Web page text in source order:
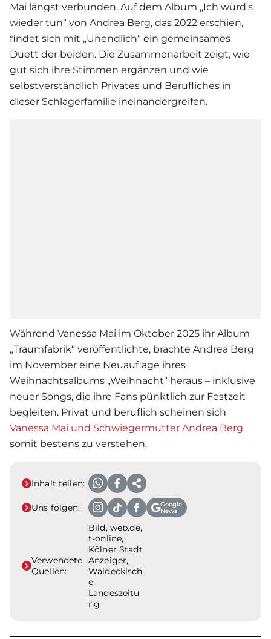
Mai längst verbunden. Auf dem Album „Ich würd's
wieder tun“ von Andrea Berg, das 2022 erschien,
findet sich mit „Unendlich“ ein gemeinsames
Duett der beiden. Die Zusammenarbeit zeigt, wie
gut sich ihre Stimmen ergänzen und wie
selbstverständlich Privates und Berufliches in
dieser Schlagerfamilie ineinandergreifen.
Während Vanessa Mai im Oktober 2025 ihr Album
„Traumfabrik“ veröffentlichte, brachte Andrea Berg
im November eine Neuauflage ihres
Weihnachtsalbums „Weihnacht“ heraus – inklusive
neuer Songs, die ihre Fans pünktlich zur Festzeit
begleiten. Privat und beruflich scheinen sich
Vanessa Mai und Schwiegermutter Andrea Berg
somit bestens zu verstehen.
Inhalt teilen:
Uns folgen:
Google
News
Verwendete
Quellen:
Bild, web.de,
t-online,
Kölner Stadt
Anzeiger,
Waldeckisch
e
Landeszeitu
ng